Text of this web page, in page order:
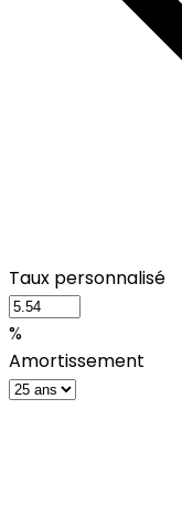
Taux personnalisé
%
Amortissement